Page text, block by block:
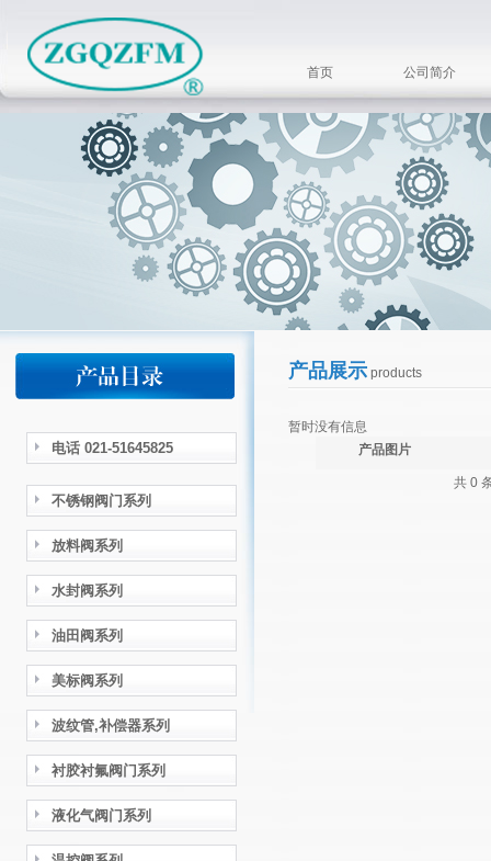
首页 公司简介
电话 021-51645825
不锈钢阀门系列
放料阀系列
水封阀系列
油田阀系列
美标阀系列
波纹管,补偿器系列
衬胶衬氟阀门系列
液化气阀门系列
产品展示products
暂时没有信息
产品图片
共 0